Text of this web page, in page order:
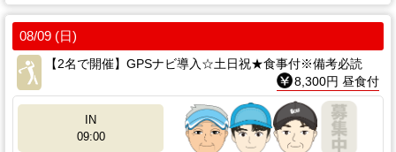
08/09 (日)
【2名で開催】GPSナビ導入☆土日祝★食事付※備考必読
8,300円 昼食付
IN
09:00